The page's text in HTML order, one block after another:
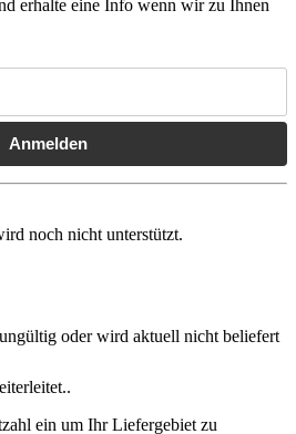
erhalte eine Info wenn wir zu Ihnen
Anmelden
noch nicht unterstützt.
oder wird aktuell nicht beliefert
ein um Ihr Liefergebiet zu